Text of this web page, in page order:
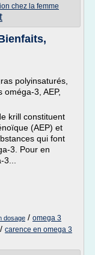
chez la femme
polyinsaturés,
3, AEP,
krill constituent
(AEP) et
qui font
3. Pour en
dosage / omega 3
/ carence en omega 3